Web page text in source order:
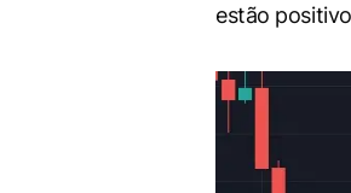
estão